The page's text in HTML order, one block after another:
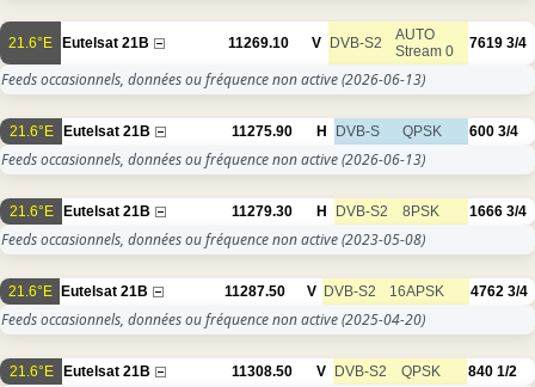
21.6°E Eutelsat 21B 11269.10 V DVB-S2
AUTO
Stream 0
7619 3/4
Feeds occasionnels, données ou fréquence non active(2026-06-13)
21.6°E Eutelsat 21B 11275.90 H DVB-S QPSK 600 3/4
Feeds occasionnels, données ou fréquence non active(2026-06-13)
21.6°E Eutelsat 21B 11279.30 H DVB-S2 8PSK 1666 3/4
Feeds occasionnels, données ou fréquence non active(2023-05-08)
21.6°E Eutelsat 21B 11287.50 V DVB-S2 16APSK 4762 3/4
Feeds occasionnels, données ou fréquence non active(2025-04-20)
21.6°E Eutelsat 21B 11308.50 V DVB-S2 QPSK 840 1/2